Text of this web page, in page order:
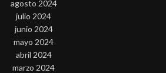
agosto 2024
julio 2024
junio 2024
mayo 2024
abril 2024
marzo 2024